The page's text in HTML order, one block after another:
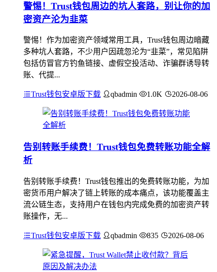
警惕！Trust钱包周边的坑人套路，别让你的加
密资产沦为韭菜
警惕！作为加密资产领域常用工具，Trust钱包周边暗藏
多种坑人套路，不少用户因疏忽沦为“韭菜”，常见陷阱
包括仿冒官方钓鱼链接、虚假空投活动、诈骗群诱导转
账、代提...
Trust钱包安卓版下载 qbadmin 1.0K 2026-08-06
告别转账手续费！Trust钱包免费转账功能全解
析
告别转账手续费！Trust钱包推出的免费转账功能，为加
密货币用户解决了链上转账的成本痛点，该功能覆盖主
流公链生态，支持用户在钱包内完成免费的加密资产转
账操作，无...
Trust钱包安卓版下载 qbadmin 835 2026-08-06